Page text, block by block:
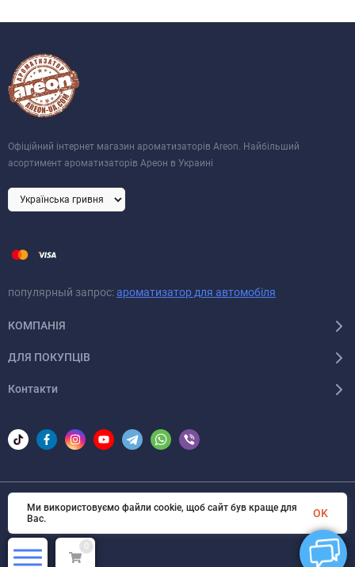
Офіційний інтернет магазин ароматизаторів Areon. Найбільший
асортимент ароматизаторів Ареон в Украині
популярный запрос:ароматизатор для автомобіля
КОМПАНІЯ
ДЛЯ ПОКУПЦІВ
Контакти
© 2026 Areon-ua. Всі права захищені
0
Ми використовуємо файли cookie, щоб сайт був краще для
Вас.
OK